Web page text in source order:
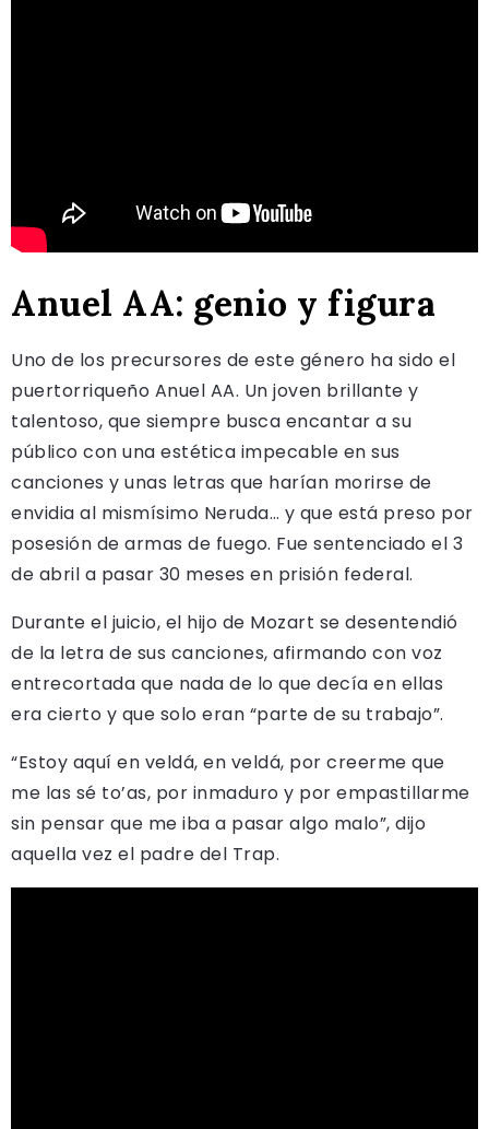
Anuel AA: genio y figura
Uno de los precursores de este género ha sido el
puertorriqueño Anuel AA. Un joven brillante y
talentoso, que siempre busca encantar a su
público con una estética impecable en sus
canciones y unas letras que harían morirse de
envidia al mismísimo Neruda… y que está preso por
posesión de armas de fuego. Fue sentenciado el 3
de abril a pasar 30 meses en prisión federal.
Durante el juicio, el hijo de Mozart se desentendió
de la letra de sus canciones, afirmando con voz
entrecortada que nada de lo que decía en ellas
era cierto y que solo eran “parte de su trabajo”.
“Estoy aquí en veldá, en veldá, por creerme que
me las sé to’as, por inmaduro y por empastillarme
sin pensar que me iba a pasar algo malo”, dijo
aquella vez el padre del Trap.